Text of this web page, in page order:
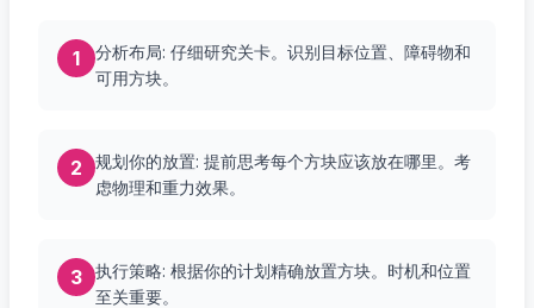
1
分析布局: 仔细研究关卡。识别目标位置、障碍物和
可用方块。
2
规划你的放置: 提前思考每个方块应该放在哪里。考
虑物理和重力效果。
3
执行策略: 根据你的计划精确放置方块。时机和位置
至关重要。